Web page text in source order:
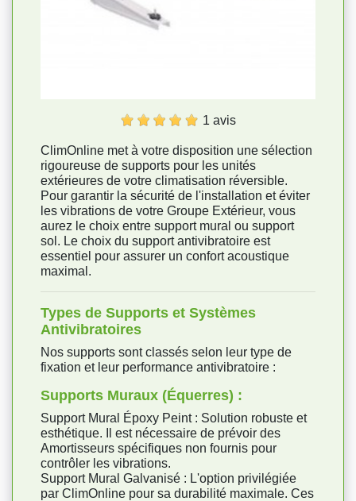
1 avis
ClimOnline met à votre disposition une sélection
rigoureuse de supports pour les unités
extérieures de votre climatisation réversible.
Pour garantir la sécurité de l'installation et éviter
les vibrations de votre Groupe Extérieur, vous
aurez le choix entre support mural ou support
sol. Le choix du support antivibratoire est
essentiel pour assurer un confort acoustique
maximal.
Types de Supports et Systèmes
Antivibratoires
Nos supports sont classés selon leur type de
fixation et leur performance antivibratoire :
Supports Muraux (Équerres) :
Support Mural Époxy Peint : Solution robuste et
esthétique. Il est nécessaire de prévoir des
Amortisseurs spécifiques non fournis pour
contrôler les vibrations.
Support Mural Galvanisé : L'option privilégiée
par ClimOnline pour sa durabilité maximale. Ces